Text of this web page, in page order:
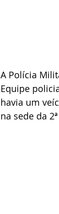
A Polícia
Equipe
havia um
na sede da